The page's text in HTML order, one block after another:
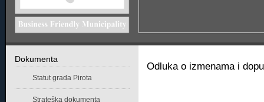
Odluka o izmenama i
Dokumenta
Statut grada Pirota
Strateška dokumenta